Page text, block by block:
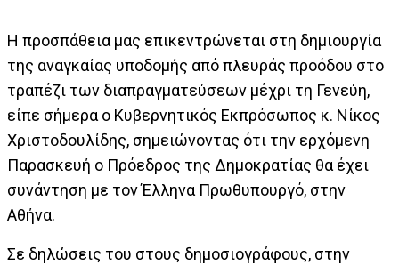
Η προσπάθεια μας επικεντρώνεται στη δημιουργία
της αναγκαίας υποδομής από πλευράς προόδου στο
τραπέζι των διαπραγματεύσεων μέχρι τη Γενεύη,
είπε σήμερα ο Κυβερνητικός Εκπρόσωπος κ. Νίκος
Χριστοδουλίδης, σημειώνοντας ότι την ερχόμενη
Παρασκευή ο Πρόεδρος της Δημοκρατίας θα έχει
συνάντηση με τον Έλληνα Πρωθυπουργό, στην
Αθήνα.
Σε δηλώσεις του στους δημοσιογράφους, στην